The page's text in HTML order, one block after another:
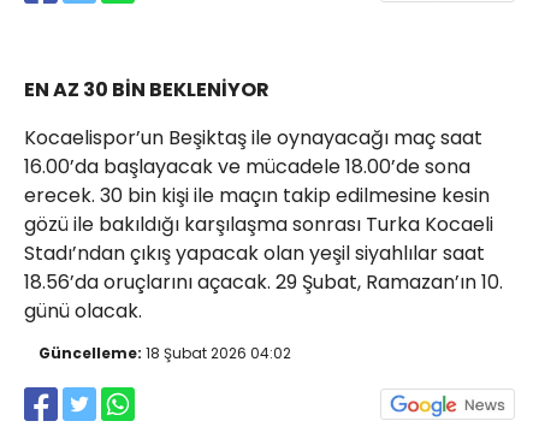
EN AZ 30 BİN BEKLENİYOR
Kocaelispor’un Beşiktaş ile oynayacağı maç saat
16.00’da başlayacak ve mücadele 18.00’de sona
erecek. 30 bin kişi ile maçın takip edilmesine kesin
gözü ile bakıldığı karşılaşma sonrası Turka Kocaeli
Stadı’ndan çıkış yapacak olan yeşil siyahlılar saat
18.56’da oruçlarını açacak. 29 Şubat, Ramazan’ın 10.
günü olacak.
Güncelleme: 18 Şubat 2026 04:02